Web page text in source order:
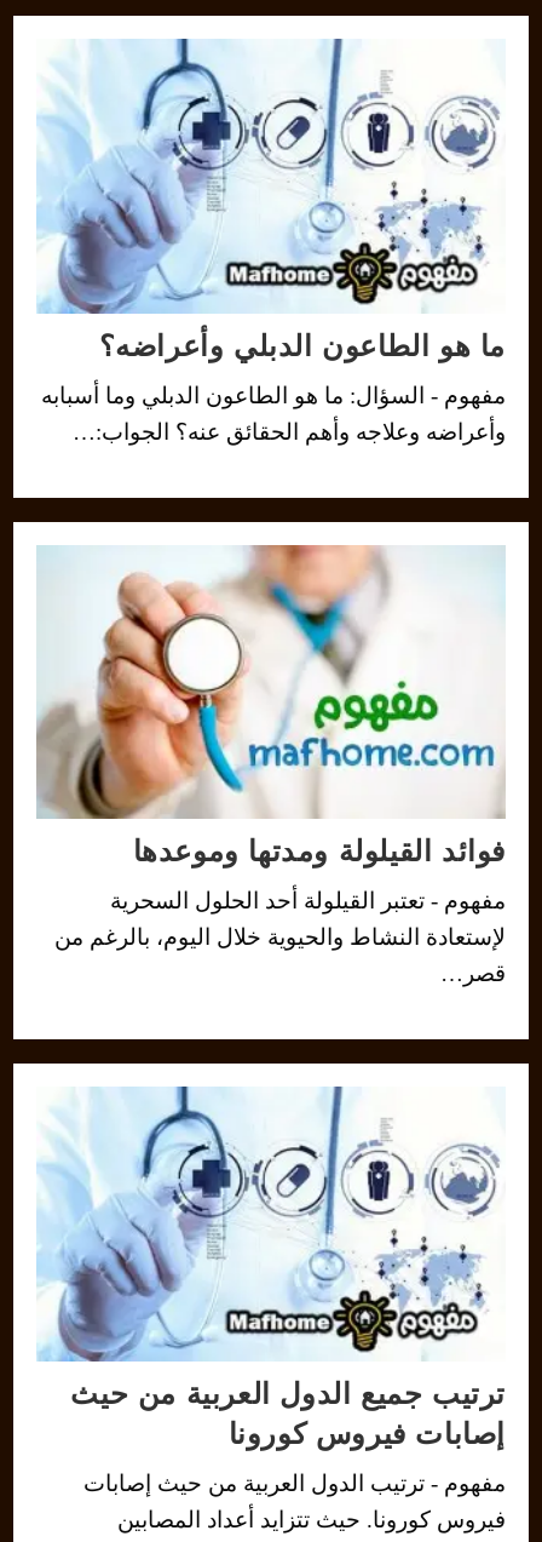
ما هو الطاعون الدبلي وأعراضه؟
مفهوم - السؤال: ما هو الطاعون الدبلي وما أسبابه
وأعراضه وعلاجه وأهم الحقائق عنه؟ الجواب:…
فوائد القيلولة ومدتها وموعدها
مفهوم - تعتبر القيلولة أحد الحلول السحرية
لإستعادة النشاط والحيوية خلال اليوم، بالرغم من
قصر…
ترتيب جميع الدول العربية من حيث
إصابات فيروس كورونا
مفهوم - ترتيب الدول العربية من حيث إصابات
فيروس كورونا. حيث تتزايد أعداد المصابين